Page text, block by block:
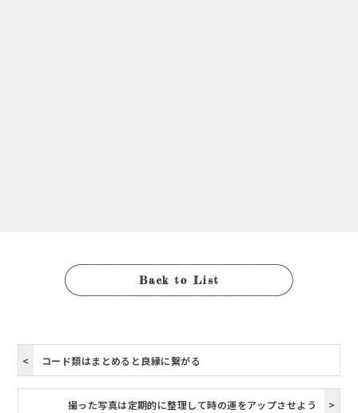
Back to List
コード類はまとめると良縁に繋がる
撮った写真は定期的に整理して時の運をアップさせよう